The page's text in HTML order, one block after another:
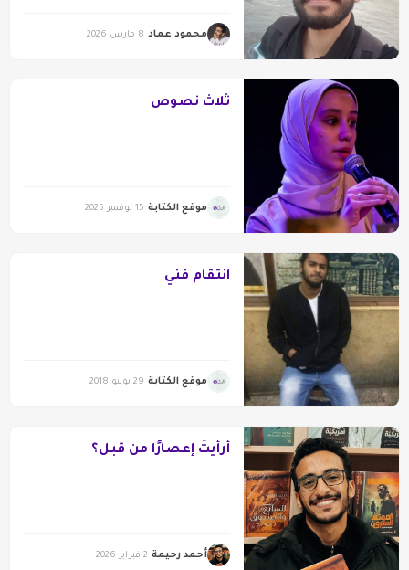
محمود عماد 8 مارس 2026
ثلاث نصوص
موقع الكتابة 15 نوفمبر 2025
انتقام فني
موقع الكتابة 29 يوليو 2018
أرأيتَ إعصارًا من قبل؟
أحمد رحيمة 2 فبراير 2026